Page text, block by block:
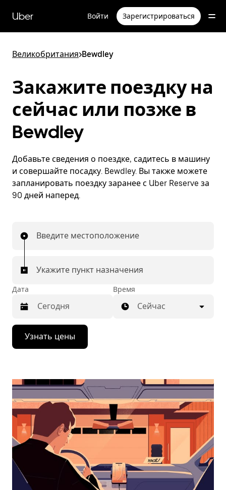
перейти
к
содержимому
Uber Войти Зарегистрироваться
Великобритания>Bewdley
Закажите поездку на
сейчас или позже в
Bewdley
Добавьте сведения о поездке, садитесь в машину
и совершайте посадку. Bewdley. Вы также можете
запланировать поездку заранее с Uber Reserve за
90 дней наперед.
Введите местоположение
Укажите пункт назначения
Дата
Нажмите
стрелку
вниз,
календарю
выбрать
дату.
Чтобы
закрыть
календарь,
нажмите
Esc.
Время
Сейчас
Узнать цены